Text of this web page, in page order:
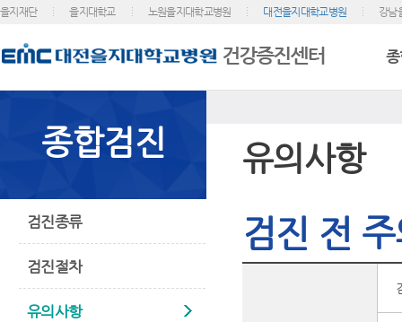
을지재단 을지대학교 노원을지대학교병원 대전을지대학교병원 강남
종합검진
검진종류
검진절차
유의사항
유의사항
검진 전